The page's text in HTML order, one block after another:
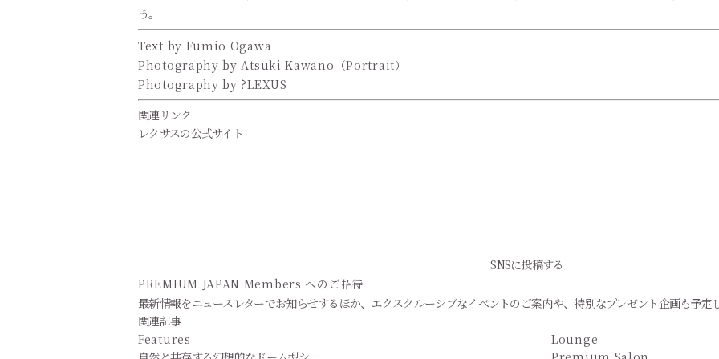
う。
Text by Fumio Ogawa
Photography by Atsuki Kawano（Portrait）
Photography by ?LEXUS
関連リンク
レクサスの公式サイト
SNSに投稿する
PREMIUM JAPAN Members へのご招待
最新情報をニュースレターでお知らせするほか、エクスクルーシブなイベントのご案内や、特別なプレゼント企画も予定
関連記事
Features
Lounge